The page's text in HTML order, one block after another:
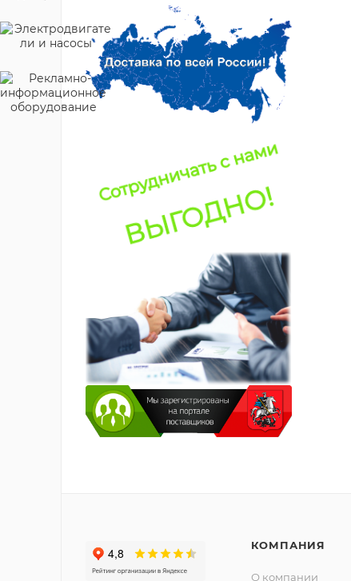
КОМПАНИЯ
О компании